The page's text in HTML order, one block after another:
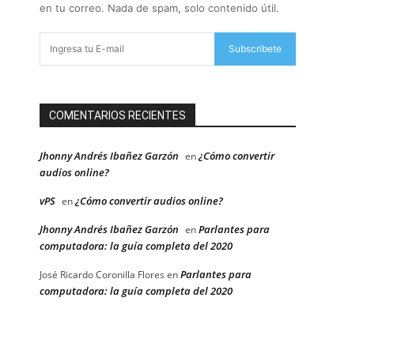
en tu correo. Nada de spam, solo contenido útil.
Subscribete
COMENTARIOS RECIENTES
Jhonny Andrés Ibañez Garzón en¿Cómo convertir
audios online?
vPS en¿Cómo convertir audios online?
Jhonny Andrés Ibañez Garzón enParlantes para
computadora: la guía completa del 2020
José Ricardo Coronilla Flores enParlantes para
computadora: la guía completa del 2020